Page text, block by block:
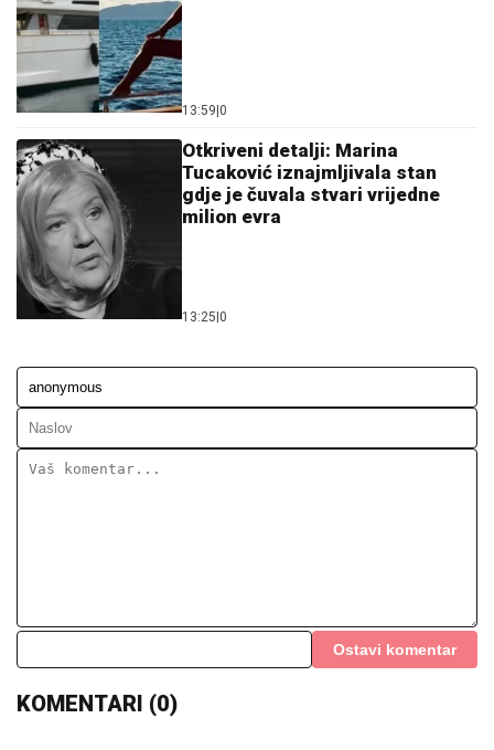
13:59|0
Otkriveni detalji: Marina
Tucaković iznajmljivala stan
gdje je čuvala stvari vrijedne
milion evra
13:25|0
Ostavi komentar
KOMENTARI (0)